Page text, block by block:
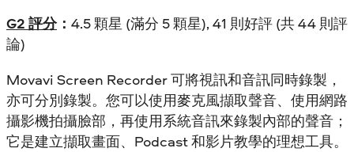
G2 評分： 4.5 顆星 (滿分 5 顆星), 41 則好評 (共 44 則評
論)
Movavi Screen Recorder 可將視訊和音訊同時錄製，
亦可分別錄製。您可以使用麥克風擷取聲音、使用網路
攝影機拍攝臉部，再使用系統音訊來錄製內部的聲音；
它是建立擷取畫面、Podcast 和影片教學的理想工具。